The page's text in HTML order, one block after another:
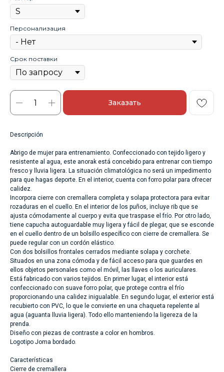
Персонализация
Срок поставки
Заказать
Descripción
Abrigo de mujer para entrenamiento. Confeccionado con tejido ligero y
resistente al agua, este anorak está concebido para entrenar con tiempo
fresco y lluvia ligera. La situación climatológica no será un impedimento
para que hagas deporte. En el interior, cuenta con forro polar para ofrecer
calidez.
Incorpora cierre con cremallera completa y solapa protectora para evitar
rozaduras en el cuello. En el interior de los puños, incluye rib que se
ajusta cómodamente al cuerpo y evita que traspase el frío. Por otro lado,
tiene capucha autoguardable muy ligera y fácil de plegar, que se esconde
en el cuello dentro de un bolsillo específico con cierre de cremallera. Se
puede regular con un cordón elástico.
Con dos bolsillos frontales cerrados mediante solapa y corchete.
Situados en una zona cómoda y de fácil acceso para que guardes en
ellos objetos personales como el móvil, las llaves o los auriculares.
Está fabricado con varios tejidos. En primer lugar, el interior está
confeccionado con suave forro polar, que protege contra el frío
proporcionando una calidez inigualable. En segundo lugar, el exterior está
recubierto con PVC, lo que le convierte en una chaqueta repelente al
agua (aguanta lluvia ligera). Todo ello manteniendo la ligereza de la
prenda.
Diseño con piezas de contraste a color en hombros.
Logotipo Joma bordado.
Características
Cierre de cremallera